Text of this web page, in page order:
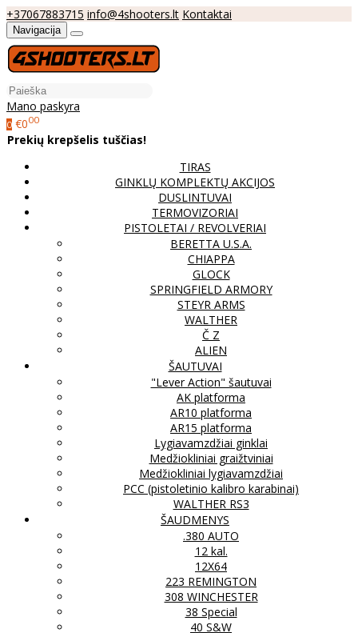
+37067883715 info@4shooters.lt Kontaktai
Navigacija
Mano paskyra
0 €000
Prekių krepšelis tuščias!
TIRAS
GINKLŲ KOMPLEKTŲ AKCIJOS
DUSLINTUVAI
TERMOVIZORIAI
PISTOLETAI / REVOLVERIAI
BERETTA U.S.A.
CHIAPPA
GLOCK
SPRINGFIELD ARMORY
STEYR ARMS
WALTHER
Č Z
ALIEN
ŠAUTUVAI
"Lever Action" šautuvai
AK platforma
AR10 platforma
AR15 platforma
Lygiavamzdžiai ginklai
Medžiokliniai graižtviniai
Medžiokliniai lygiavamzdžiai
PCC (pistoletinio kalibro karabinai)
WALTHER RS3
ŠAUDMENYS
.380 AUTO
12 kal.
12X64
223 REMINGTON
308 WINCHESTER
38 Special
40 S&W